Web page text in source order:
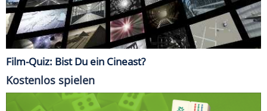
Film-Quiz: Bist Du ein Cineast?
Kostenlos spielen